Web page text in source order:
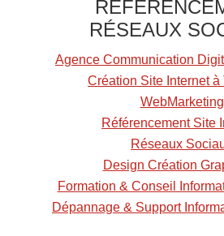
RÉSEAUX
Agence Communication
Création Site Internet à
WebMarketing
Référencement Site
Réseaux
Design Création
Formation & Conseil
Dépannage & Support